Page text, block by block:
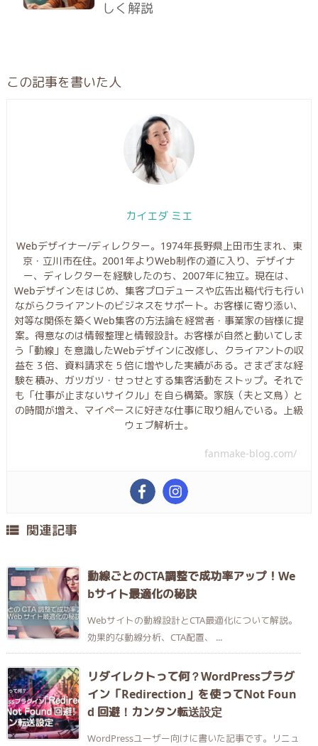
しく解説
この記事を書いた人
カイエダ ミエ
Webデザイナー/ディレクター。1974年長野県上田市生まれ、東
京・立川市在住。2001年よりWeb制作の道に入り、デザイナ
ー、ディレクターを経験したのち、2007年に独立。現在は、
Webデザインをはじめ、集客プロデュースや広告出稿代行も行い
ながらクライアントのビジネスをサポート。お客様に寄り添い、
対等な関係を築くWeb集客の方法論を経営者・事業家の皆様に提
案。得意なのは情報整理と情報設計。お客様が自然と動いてしま
う「動線」を意識したWebデザインに改修し、クライアントの収
益を３倍、資料請求を５倍に増やした実績がある。さまざまな経
験を積み、ガツガツ・せっせとする集客活動をストップ。それで
も「仕事が止まないサイクル」を自ら構築。家族（夫と文鳥）と
の時間が増え、マイペースに好きな仕事に取り組んでいる。上級
ウェブ解析士。
fanmake-blog.com/
 関連記事
動線ごとのCTA調整で成功率アップ！We
bサイト最適化の秘訣
Webサイトの動線設計とCTA最適化について解説。
効果的な動線分析、CTA配置、 ...
リダイレクトって何？WordPressプラグ
イン「Redirection」を使ってNot Foun
d 回避！カンタン転送設定
WordPressユーザー向けに書いた記事です。リニュ